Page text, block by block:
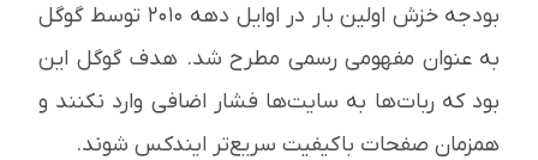
بودجه خزش اولین بار در اوایل دهه ۲۰۱۰ توسط گوگل
به عنوان مفهومی رسمی مطرح شد. هدف گوگل این
بود که ربات‌ها به سایت‌ها فشار اضافی وارد نکنند و
همزمان صفحات باکیفیت سریع‌تر ایندکس شوند.